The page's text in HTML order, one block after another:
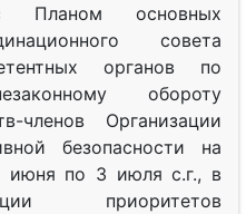
Планом основных
совета
органов по
обороту
членов Организации
безопасности на
июня по 3 июля с.г., в
приоритетов